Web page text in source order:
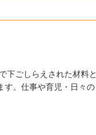
下ごしらえされた材料と
す。仕事や育児・日々の